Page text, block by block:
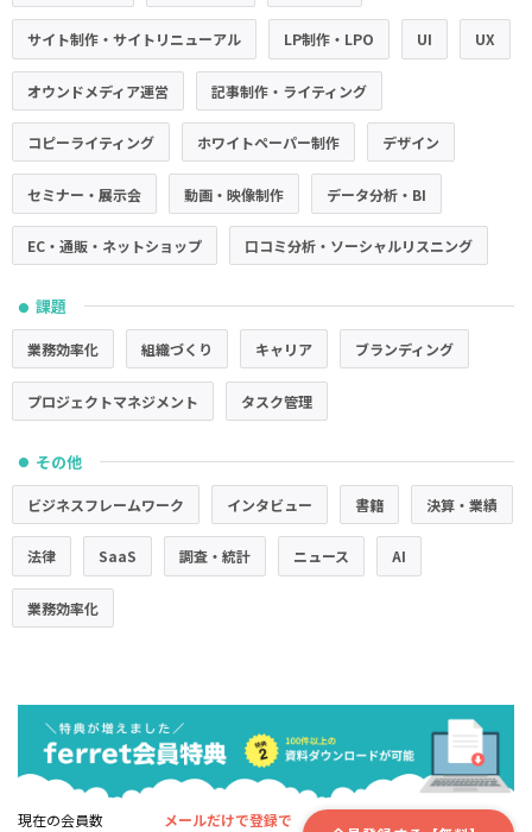
サイト制作・サイトリニューアル LP制作・LPO UI UX
オウンドメディア運営 記事制作・ライティング
コピーライティング ホワイトペーパー制作 デザイン
セミナー・展示会 動画・映像制作 データ分析・BI
EC・通販・ネットショップ 口コミ分析・ソーシャルリスニング
● 課題
業務効率化 組織づくり キャリア ブランディング
プロジェクトマネジメント タスク管理
● その他
ビジネスフレームワーク インタビュー 書籍 決算・業績
法律 SaaS 調査・統計 ニュース AI
業務効率化
現在の会員数
メールだけで登録で